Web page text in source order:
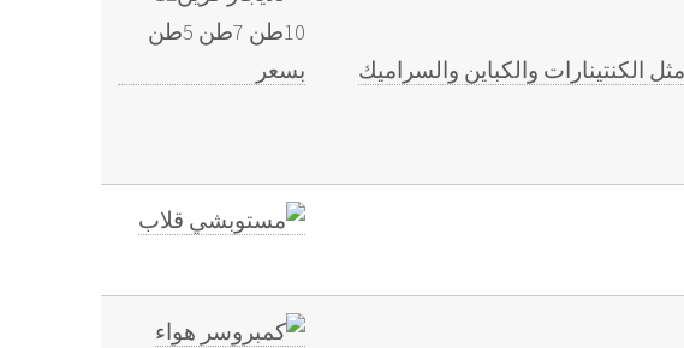
الاوزان مثل الكنتينارات والكباين والسراميك